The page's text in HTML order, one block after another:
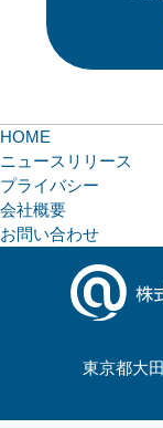
HOME
ニュースリリース
プライバシー
会社概要
お問い合わせ
東京都大